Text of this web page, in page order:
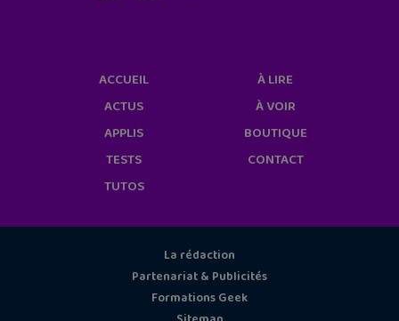
ACCUEIL
ACTUS
APPLIS
TESTS
TUTOS
À LIRE
À VOIR
BOUTIQUE
CONTACT
La rédaction
Partenariat & Publicités
Formations Geek